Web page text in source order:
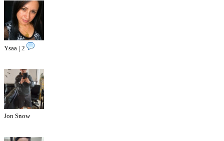
Ysaa | 2
Jon Snow